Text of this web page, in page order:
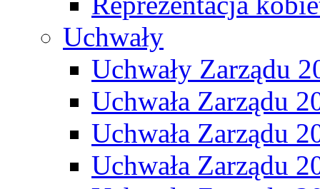
Uchwały
Uchwały Zarządu
Uchwała Zarządu
Uchwała Zarządu
Uchwała Zarządu